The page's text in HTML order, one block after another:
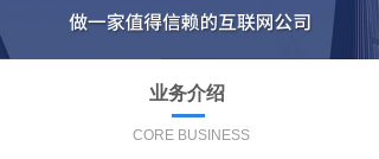
业务介绍
CORE BUSINESS